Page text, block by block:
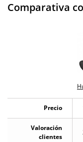
Comparativa
Precio
Valoración
clientes